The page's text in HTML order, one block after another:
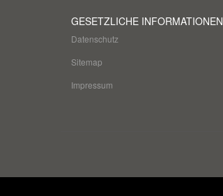
GESETZLICHE INFORMATIONEN
Datenschutz
Sitemap
Impressum